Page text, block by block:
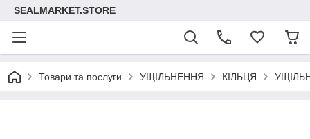
SEALMARKET.STORE
Товари та послуги УЩІЛЬНЕННЯ КІЛЬЦЯ